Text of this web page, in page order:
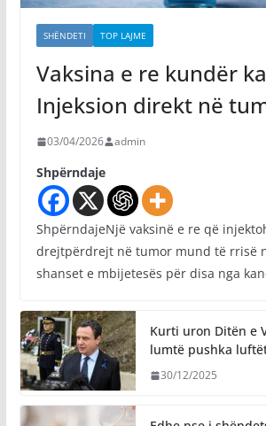
SHËNDETI TOP LAJME
Vaksina e re kundër
Injeksion direkt në
03/04/2026 admin
Shpërndaje
ShpërndajeNjë vaksinë e re që
drejtpërdrejt në tumor mund të rrisë
shanset e mbijetesës për disa nga
Kurti uron Ditën e
lumtë pushka
30/12/2025